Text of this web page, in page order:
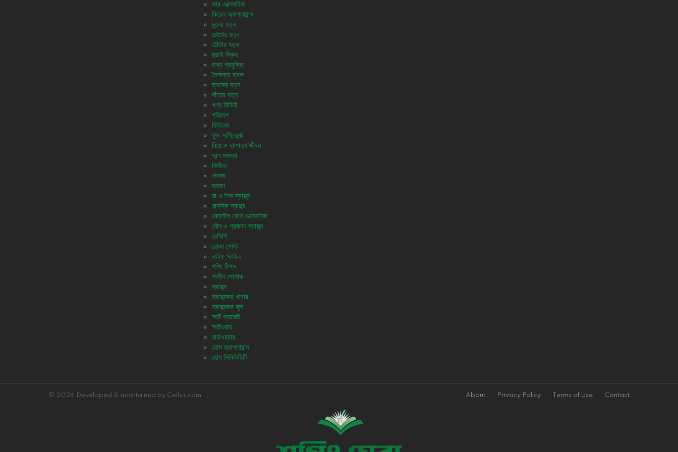
কার এক্সেসরিজ
কিচেন অ্যাপ্লায়ান্স
চুলের যত্ন
চোখের যত্ন
ঠোঁটের যত্ন
ড্রাই স্কিন
তথ্য প্রযুক্তি
তৈলাক্ত ত্বক
ত্বকের যত্ন
দাঁতের যত্ন
পণ্য রিভিউ
পরিবেশ
ফিটনেস
ফুড সাপ্লিমেন্ট
বিয়ে ও দাম্পত্য জীবন
ব্রণ সমস্যা
ভিডিও
ভেষজ
ভ্রমণ
মা ও শিশু স্বাস্থ্য
মানসিক স্বাস্থ্য
মোবাইল ফোন এক্সেসরিজ
যৌন ও প্রজনন স্বাস্থ্য
রেসিপি
রোজা পোস্ট
লাইফ স্টাইল
শপিং টিপস
শালীন পোশাক
স্বাস্থ্য
স্বাস্থ্যকর খাবার
স্বাস্থ্যকর জুস
স্মার্ট গ্যাজেট
স্মার্টওয়াচ
হার্ডওয়্যার
হোম অ্যাপ্লায়ান্স
হোম সিকিউরিটি
© 2026 Developed & maintained by Cellsii.com About Privacy Policy Terms of Use Contact